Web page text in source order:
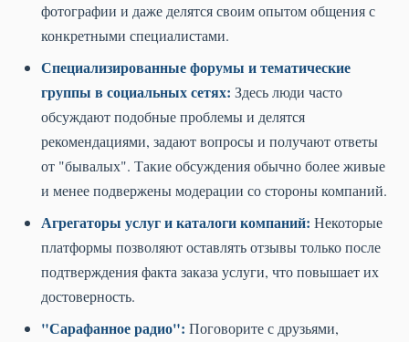
фотографии и даже делятся своим опытом общения с
конкретными специалистами.
Специализированные форумы и тематические
группы в социальных сетях: Здесь люди часто
обсуждают подобные проблемы и делятся
рекомендациями, задают вопросы и получают ответы
от "бывалых". Такие обсуждения обычно более живые
и менее подвержены модерации со стороны компаний.
Агрегаторы услуг и каталоги компаний: Некоторые
платформы позволяют оставлять отзывы только после
подтверждения факта заказа услуги, что повышает их
достоверность.
"Сарафанное радио": Поговорите с друзьями,